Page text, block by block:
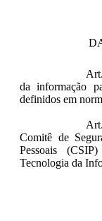
da informação
definidos em
Comitê de
Pessoais
Tecnologia da